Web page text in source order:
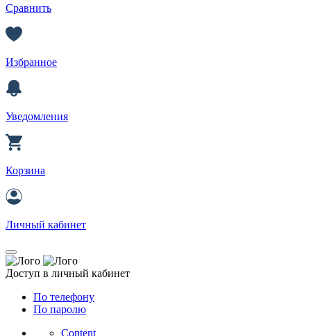
Сравнить
Избранное
Уведомления
Корзина
Личный кабинет
Доступ в личный кабинет
По телефону
По паролю
Content